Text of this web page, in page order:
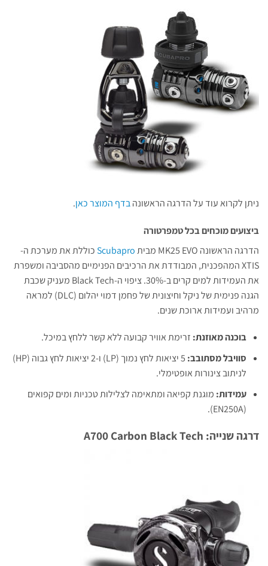
ניתן לקרוא עוד על הדרגה הראשונהבדף המוצר כאן.
ביצועים מוכחים בכל טמפרטורה
הדרגה הראשונה MK25 EVO מבית
Scubaproכוללת את מערכת ה-
XTIS המהפכנית, המבודדת את הרכיבים הפנימיים מהסביבה ומשפרת
את העמידות למים קרים ב-30%. ציפוי ה-Black Tech מעניק שכבת
הגנה פנימית של ניקל וחיצונית של פחמן דמוי יהלום (DLC) למראה
מרהיב ועמידות ארוכת שנים.
בוכנה מאוזנת: זרימת אוויר קבועה ללא קשר ללחץ במיכל.
סוויבל מסתובב:
5 יציאות לחץ נמוך (LP) ו-2 יציאות לחץ גבוה (HP)
לניתוב צינורות אופטימלי.
עמידות: מוגנת קפיאה ומתאימה לצלילות טכניות ומים קפואים
(EN250A).
דרגה שנייה: A700 Carbon Black Tech